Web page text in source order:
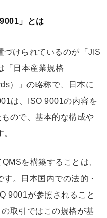
」とは
づけられているのが「JIS
「日本産業規格
）」の略称で、日本に
は、ISO 9001の内容を
ので、基本的な構成や
を構築することは、
。日本国内での法的・
9001が参照されること
取引ではこの規格が基